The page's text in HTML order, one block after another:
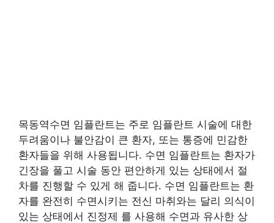
목동역수면 임플란트는 주로 임플란트 시술에 대한
두려움이나 불안감이 큰 환자, 또는 통증에 민감한
환자들을 위해 사용됩니다. 수면 임플란트는 환자가
긴장을 풀고 시술 동안 편안하게 있는 상태에서 절
차를 진행할 수 있게 해 줍니다. 수면 임플란트는 환
자를 완전히 수면시키는 전신 마취와는 달리 의식이
있는 상태에서 진정제 를 사용해 수면과 유사한 상